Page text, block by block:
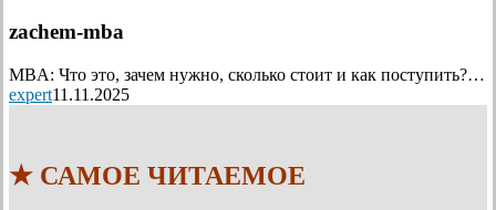
zachem-mba
MBA: Что это, зачем нужно, сколько стоит и как поступить?…
expert11.11.2025
★ САМОЕ ЧИТАЕМОЕ